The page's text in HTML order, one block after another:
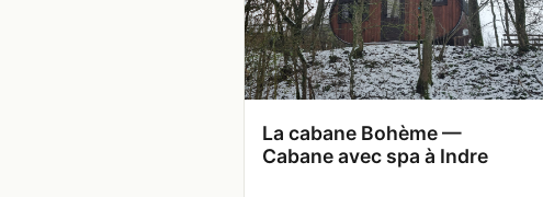
La cabane Bohème —
Cabane avec spa à Indre